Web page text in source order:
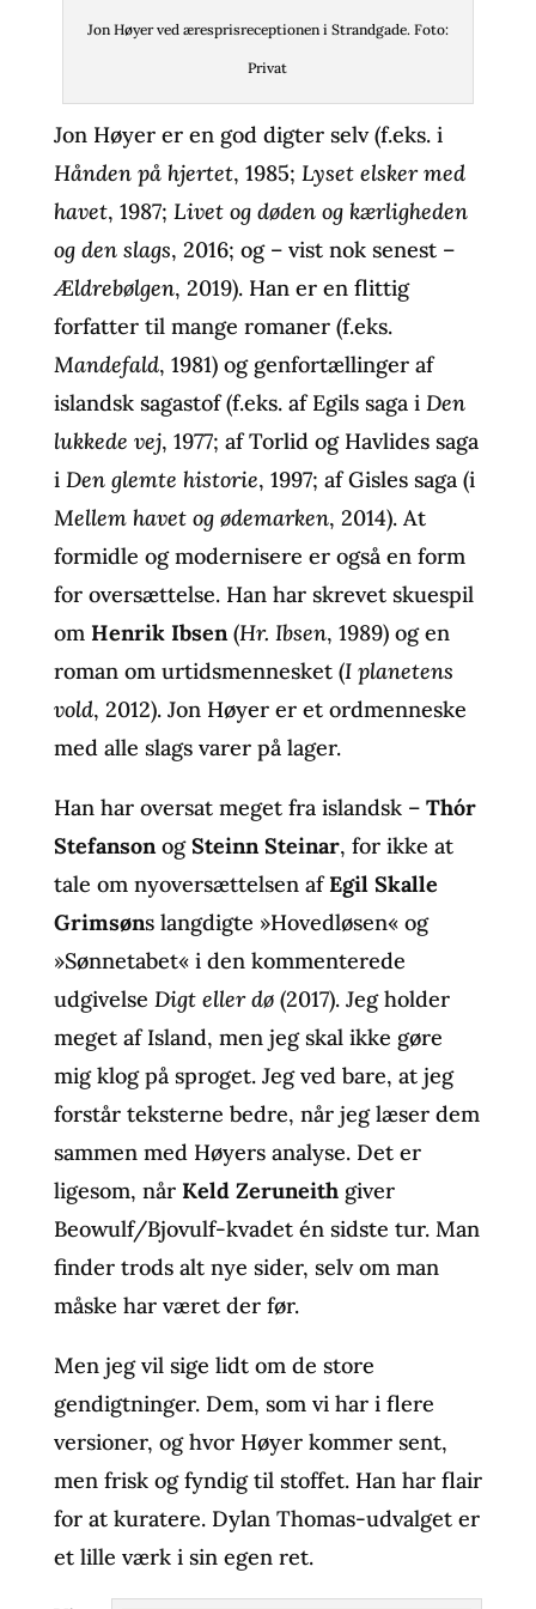
Jon Høyer ved æresprisreceptionen i Strandgade. Foto:
Privat
Jon Høyer er en god digter selv (f.eks. i
Hånden på hjertet, 1985; Lyset elsker med
havet, 1987; Livet og døden og kærligheden
og den slags, 2016; og – vist nok senest –
Ældrebølgen, 2019). Han er en flittig
forfatter til mange romaner (f.eks.
Mandefald, 1981) og genfortællinger af
islandsk sagastof (f.eks. af Egils saga i Den
lukkede vej, 1977; af Torlid og Havlides saga
i Den glemte historie, 1997; af Gisles saga (i
Mellem havet og ødemarken, 2014). At
formidle og modernisere er også en form
for oversættelse. Han har skrevet skuespil
om Henrik Ibsen(Hr. Ibsen, 1989) og en
roman om urtidsmennesket (I planetens
vold, 2012). Jon Høyer er et ordmenneske
med alle slags varer på lager.
Han har oversat meget fra islandsk – Thór
StefansonogSteinn Steinar, for ikke at
tale om nyoversættelsen afEgil Skalle
Grimsøns langdigte »Hovedløsen« og
»Sønnetabet« i den kommenterede
udgivelse Digt eller dø (2017). Jeg holder
meget af Island, men jeg skal ikke gøre
mig klog på sproget. Jeg ved bare, at jeg
forstår teksterne bedre, når jeg læser dem
sammen med Høyers analyse. Det er
ligesom, når Keld Zeruneithgiver
Beowulf/Bjovulf-kvadet én sidste tur. Man
finder trods alt nye sider, selv om man
måske har været der før.
Men jeg vil sige lidt om de store
gendigtninger. Dem, som vi har i flere
versioner, og hvor Høyer kommer sent,
men frisk og fyndig til stoffet. Han har flair
for at kuratere. Dylan Thomas-udvalget er
et lille værk i sin egen ret.